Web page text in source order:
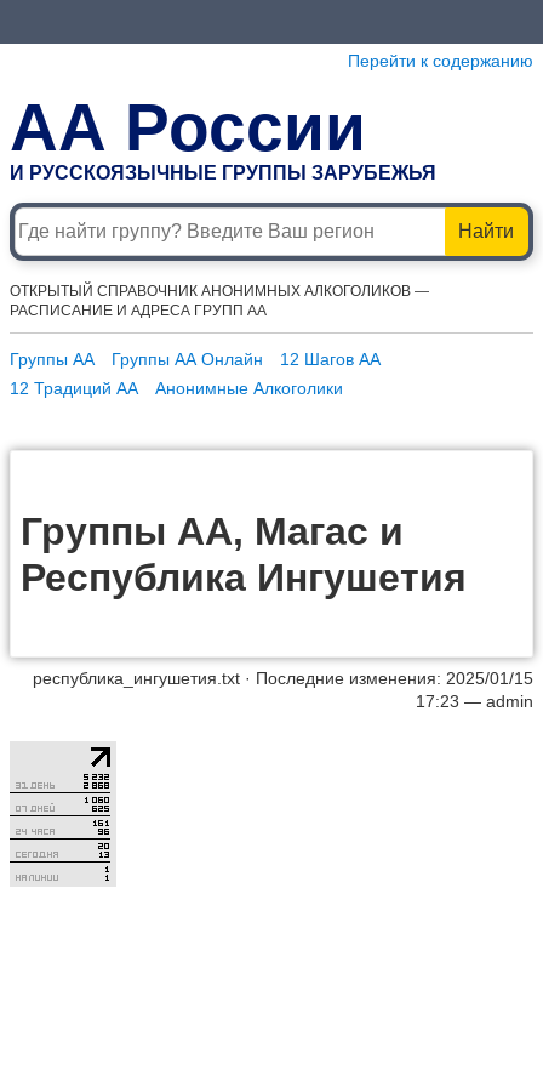
Перейти к содержанию
АА России
И РУССКОЯЗЫЧНЫЕ ГРУППЫ ЗАРУБЕЖЬЯ
Найти
ОТКРЫТЫЙ СПРАВОЧНИК АНОНИМНЫХ АЛКОГОЛИКОВ —
РАСПИСАНИЕ И АДРЕСА ГРУПП АА
Группы АА Группы АА Онлайн
12 Шагов АА
12 Традиций АА
Анонимные Алкоголики
Группы АА, Магас и
Республика Ингушетия
республика_ингушетия.txt · Последние изменения: 2025/01/15
17:23 — admin